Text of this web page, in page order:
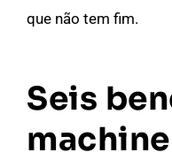
que não tem fim.
Seis